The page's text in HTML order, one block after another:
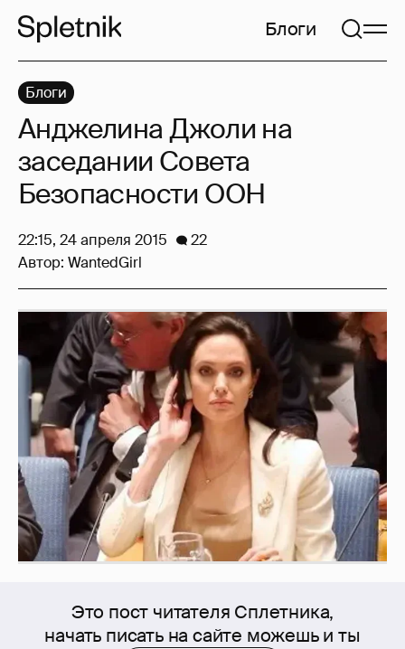
Блоги
Это пост читателя Сплетника,
начать писать на сайте можешь и ты
Блоги
Анджелина Джоли на
заседании Совета
Безопасности ООН
22:15, 24 апреля 2015
22
Автор: WantedGirl